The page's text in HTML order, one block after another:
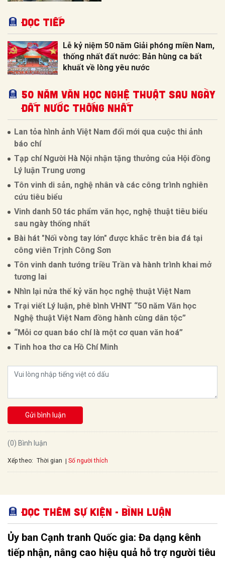
Đọc tiếp
Lễ kỷ niệm 50 năm Giải phóng miền Nam,
thống nhất đất nước: Bản hùng ca bất
khuất về lòng yêu nước
50 NĂM VĂN HỌC NGHỆ THUẬT SAU NGÀY
ĐẤT NƯỚC THỐNG NHẤT
Lan tỏa hình ảnh Việt Nam đổi mới qua cuộc thi ảnh
báo chí
Tạp chí Người Hà Nội nhận tặng thưởng của Hội đồng
Lý luận Trung ương
Tôn vinh di sản, nghệ nhân và các công trình nghiên
cứu tiêu biểu
Vinh danh 50 tác phẩm văn học, nghệ thuật tiêu biểu
sau ngày thống nhất
Bài hát "Nối vòng tay lớn" được khắc trên bia đá tại
công viên Trịnh Công Sơn
Tôn vinh danh tướng triều Trần và hành trình khai mở
tương lai
Nhìn lại nửa thế kỷ văn học nghệ thuật Việt Nam
Trại viết Lý luận, phê bình VHNT “50 năm Văn học
Nghệ thuật Việt Nam đồng hành cùng dân tộc”
“Mỗi cơ quan báo chí là một cơ quan văn hoá”
Tinh hoa thơ ca Hồ Chí Minh
Gửi bình luận
(0) Bình luận
Xếp theo: Thời gian Số người thích
Đọc thêm Sự kiện - Bình luận
Ủy ban Cạnh tranh Quốc gia: Đa dạng kênh
tiếp nhận, nâng cao hiệu quả hỗ trợ người tiêu